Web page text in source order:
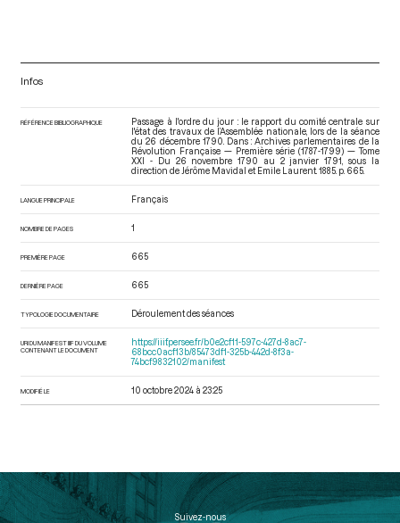
Infos
RÉFÉRENCE BIBLIOGRAPHIQUE
Passage à l'ordre du jour : le rapport du comité centrale sur
l'état des travaux de l’Assemblée nationale, lors de la séance
du 26 décembre 1790. Dans : Archives parlementaires de la
Révolution Française — Première série (1787-1799) — Tome
XXI - Du 26 novembre 1790 au 2 janvier 1791
, sous la
direction de Jérôme Mavidal et Emile Laurent. 1885. p. 665.
LANGUE PRINCIPALE Français
NOMBRE DE PAGES 1
PREMIÈRE PAGE 665
DERNIÈRE PAGE 665
TYPOLOGIE DOCUMENTAIRE Déroulement des séances
URI DU MANIFEST IIIF DU VOLUME
CONTENANT LE DOCUMENT
https://iiif.persee.fr/b0e2cf11-597c-427d-8ac7-
68bcc0acf13b/85473df1-325b-442d-8f3a-
74bcf9832102/manifest
MODIFIÉ LE 10 octobre 2024 à 23:25
Suivez-nous